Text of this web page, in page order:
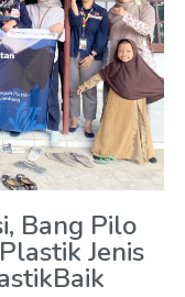
Bang Pilo
Jenis